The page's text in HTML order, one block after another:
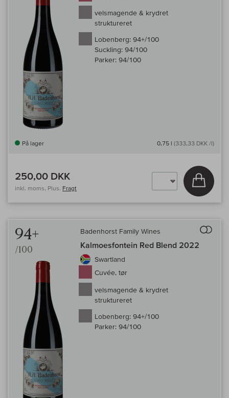
velsmagende & krydret
struktureret
Lobenberg: 94+/100
Suckling: 94/100
Parker: 94/100
På lager 0,75 l (333,33 DKK /l)
250,00 DKK
inkl. moms, Plus. Fragt
Læg i
94+
/100
Badenhorst Family Wines
Kalmoesfontein Red Blend 2022
Swartland
Cuvée, tør
velsmagende & krydret
struktureret
Lobenberg: 94+/100
Parker: 94/100